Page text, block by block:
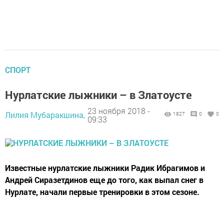
СПОРТ
Нурлатские лыжники – в Златоусте
Лилия Мубаракшина, 23 ноября 2018 -
09:33
1827 0 0
Известные нурлатские лыжники Радик Ибрагимов и
Андрей Сиразетдинов еще до того, как выпал снег в
Нурлате, начали первые тренировки в этом сезоне.